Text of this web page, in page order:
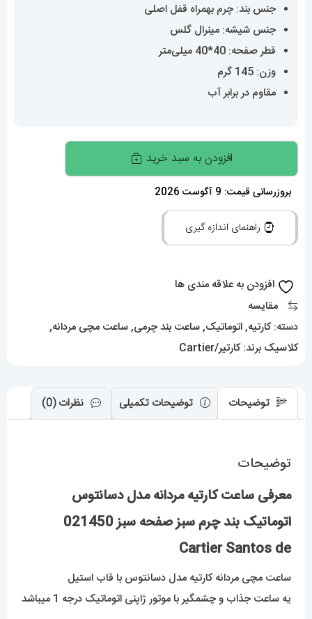
جنس بند: چرم بهمراه قفل اصلی
جنس شیشه: مینرال گلس
قطر صفحه: 40*40 میلی‌متر
وزن: 145 گرم
مقاوم در برابر آب
ساعت
کارتیه
مردانه
مدل
دسانتوس
چرم
Cartier
Santos
عدد
افزودن به سبد خرید
بروزرسانی قیمت: 9 آگوست 2026
راهنمای اندازه گیری
افزودن به علاقه مندی ها
مقایسه
دسته:کارتیه,اتوماتیک,ساعت بند چرمی,ساعت مچی مردانه,
کلاسیک برند:کارتیر/Cartier
توضیحات توضیحات تکمیلی نظرات (0)
توضیحات
معرفی ساعت کارتیه مردانه مدل دسانتوس
اتوماتیک بند چرم سبز صفحه سبز 021450
Cartier Santos de
ساعت مچی مردانه کارتیه مدل دسانتوس با قاب استیل
یه ساعت جذاب و چشمگیر با موتور ژاپنی اتوماتیک درجه 1 میباشد